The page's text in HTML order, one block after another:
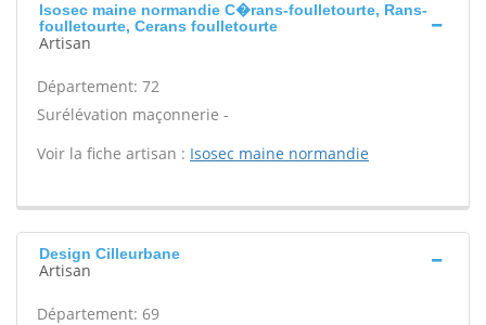
Isosec maine normandie C�rans-foulletourte, Rans-
foulletourte, Cerans foulletourte
Artisan
Département: 72
Surélévation maçonnerie -
Voir la fiche artisan : Isosec maine normandie
Design Cilleurbane
Artisan
Département: 69